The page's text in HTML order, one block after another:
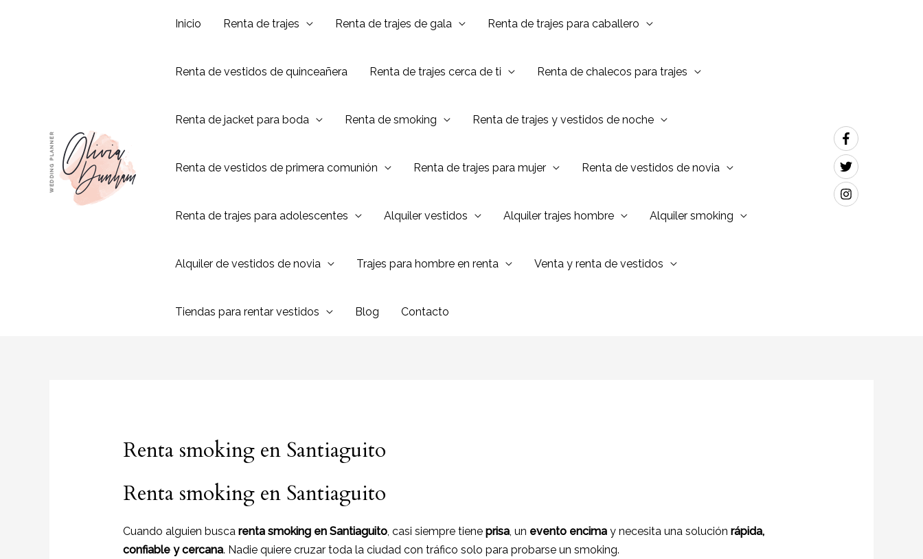
Inicio Renta de trajes Renta de trajes de gala Renta de trajes para caballero
Renta de vestidos de quinceañera Renta de trajes cerca de ti Renta de chalecos para trajes
Renta de jacket para boda Renta de smoking Renta de trajes y vestidos de noche
Renta de vestidos de primera comunión Renta de trajes para mujer Renta de vestidos de novia
Renta de trajes para adolescentes Alquiler vestidos Alquiler trajes hombre Alquiler smoking
Alquiler de vestidos de novia Trajes para hombre en renta Venta y renta de vestidos
Tiendas para rentar vestidos Blog Contacto
Renta smoking en Santiaguito
Renta smoking en Santiaguito
Cuando alguien busca renta smoking en Santiaguito, casi siempre tiene prisa, un evento encimay necesita una solución rápida,
confiable y cercana. Nadie quiere cruzar toda la ciudad con tráfico solo para probarse un smoking.